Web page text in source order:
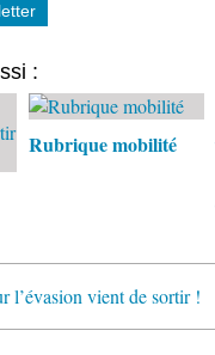
:
Rubrique mobilité
l’évasion vient de sortir !